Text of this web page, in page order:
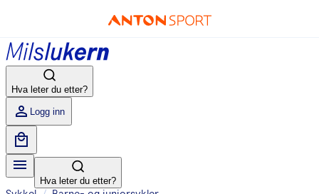
Hva leter du etter?
Logg inn
Hva leter du etter?